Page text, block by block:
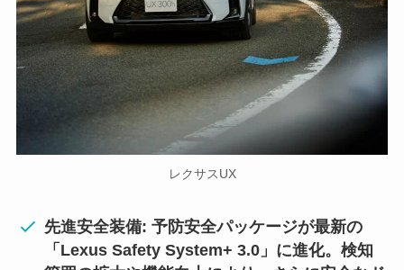
レクサスUX
先進安全装備: 予防安全パッケージが最新の
「Lexus Safety System+ 3.0」に進化。検知